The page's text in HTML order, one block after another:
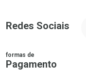
Redes Sociais
formas de
Pagamento